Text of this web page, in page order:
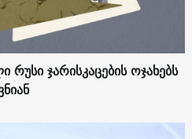
ჯარისკაცების ოჯახებს